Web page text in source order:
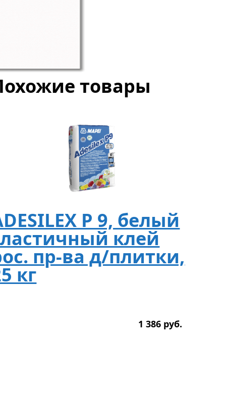
товары
P 9, белый
клей
пр-ва д/плитки,
кг
1 386 руб.